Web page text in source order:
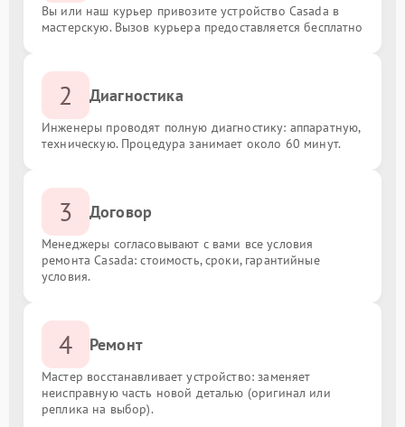
Вы или наш курьер привозите устройство Casada в
мастерскую. Вызов курьера предоставляется бесплатно
2 Диагностика
Инженеры проводят полную диагностику: аппаратную,
техническую. Процедура занимает около 60 минут.
3 Договор
Менеджеры согласовывают с вами все условия
ремонта Casada: стоимость, сроки, гарантийные
условия.
4 Ремонт
Мастер восстанавливает устройство: заменяет
неисправную часть новой деталью (оригинал или
реплика на выбор).